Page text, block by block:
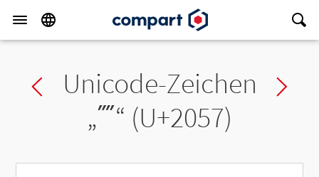
Previous char
Unicode-Zeichen
„⁗“ (U+2057)